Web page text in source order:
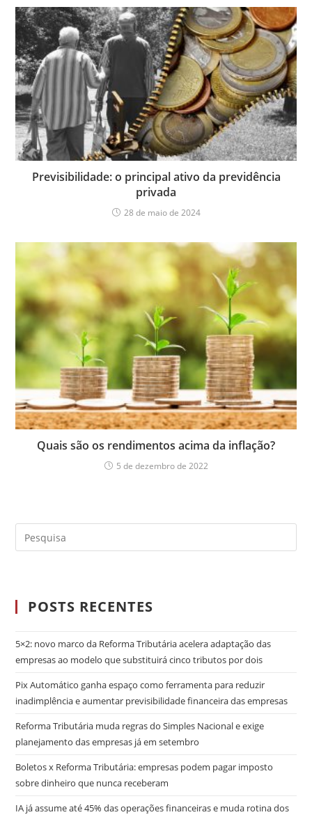
Previsibilidade: o principal ativo da previdência
privada
28 de maio de 2024
Quais são os rendimentos acima da inflação?
5 de dezembro de 2022
POSTS RECENTES
5×2: novo marco da Reforma Tributária acelera adaptação das
empresas ao modelo que substituirá cinco tributos por dois
Pix Automático ganha espaço como ferramenta para reduzir
inadimplência e aumentar previsibilidade financeira das empresas
Reforma Tributária muda regras do Simples Nacional e exige
planejamento das empresas já em setembro
Boletos x Reforma Tributária: empresas podem pagar imposto
sobre dinheiro que nunca receberam
IA já assume até 45% das operações financeiras e muda rotina dos